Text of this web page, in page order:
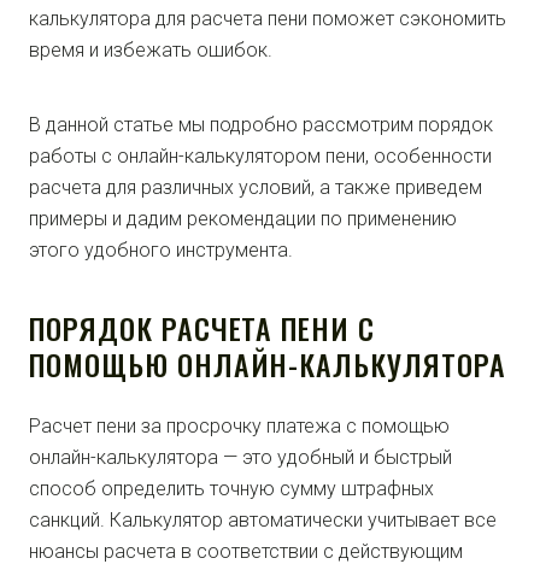
калькулятора для расчета пени поможет сэкономить
время и избежать ошибок.
В данной статье мы подробно рассмотрим порядок
работы с онлайн-калькулятором пени, особенности
расчета для различных условий, а также приведем
примеры и дадим рекомендации по применению
этого удобного инструмента.
ПОРЯДОК РАСЧЕТА ПЕНИ С
ПОМОЩЬЮ ОНЛАЙН-КАЛЬКУЛЯТОРА
Расчет пени за просрочку платежа с помощью
онлайн-калькулятора — это удобный и быстрый
способ определить точную сумму штрафных
санкций. Калькулятор автоматически учитывает все
нюансы расчета в соответствии с действующим